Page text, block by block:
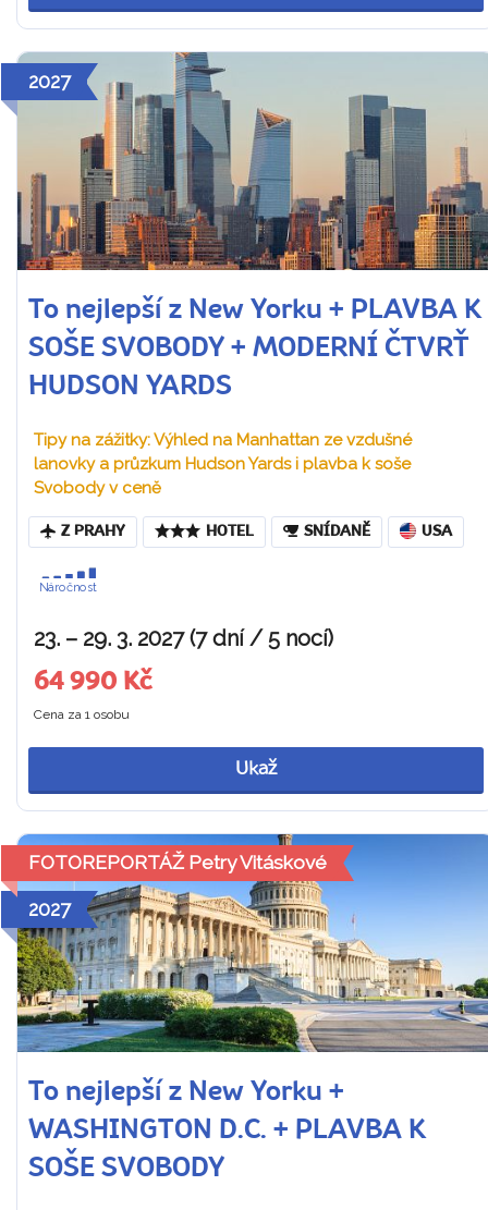
2027
To nejlepší z New Yorku + PLAVBA K
SOŠE SVOBODY + MODERNÍ ČTVRŤ
HUDSON YARDS
Tipy na zážitky: Výhled na Manhattan ze vzdušné
lanovky a průzkum Hudson Yards i plavba k soše
Svobody v ceně
Z PRAHY HOTEL SNÍDANĚ USA
Náročnost
23. – 29. 3. 2027 (7 dní / 5 nocí)
64 990 Kč
Cena za 1 osobu
Ukaž
FOTOREPORTÁŽ Petry Vitáskové
2027
To nejlepší z New Yorku +
WASHINGTON D.C. + PLAVBA K
SOŠE SVOBODY